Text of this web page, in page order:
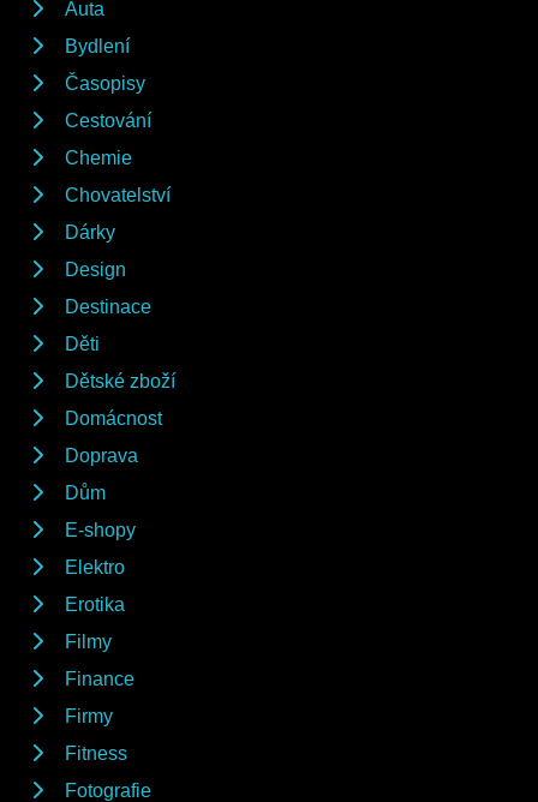
Auta
Bydlení
Časopisy
Cestování
Chemie
Chovatelství
Dárky
Design
Destinace
Děti
Dětské zboží
Domácnost
Doprava
Dům
E-shopy
Elektro
Erotika
Filmy
Finance
Firmy
Fitness
Fotografie